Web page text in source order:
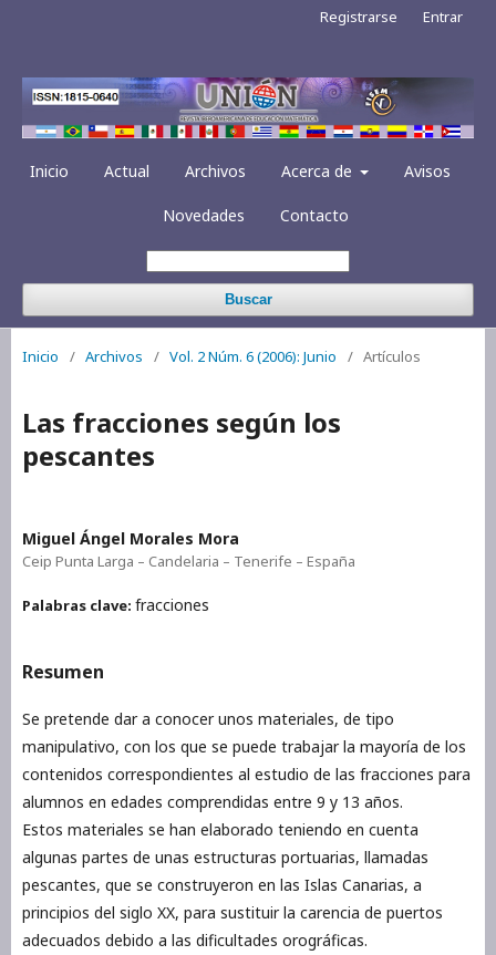
Inicio Actual Archivos Acerca de Avisos
Novedades Contacto
Buscar
Registrarse Entrar
Inicio / Archivos / Vol. 2 Núm. 6 (2006): Junio / Artículos
Las fracciones según los
pescantes
Miguel Ángel Morales Mora
Ceip Punta Larga – Candelaria – Tenerife – España
Palabras clave: fracciones
Resumen
Se pretende dar a conocer unos materiales, de tipo
manipulativo, con los que se puede trabajar la mayoría de los
contenidos correspondientes al estudio de las fracciones para
alumnos en edades comprendidas entre 9 y 13 años.
Estos materiales se han elaborado teniendo en cuenta
algunas partes de unas estructuras portuarias, llamadas
pescantes, que se construyeron en las Islas Canarias, a
principios del siglo XX, para sustituir la carencia de puertos
adecuados debido a las dificultades orográficas.